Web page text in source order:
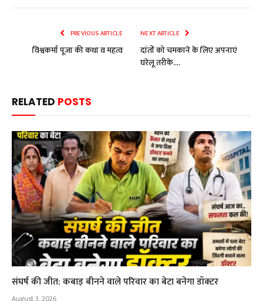
PREVIOUS ARTICLE
विश्वकर्मा पूजा की कथा व महत्व
NEXT ARTICLE
दांतों को चमकाने के लिए अपनाएं
घरेलू तरीके….
RELATED POSTS
संघर्ष की जीत: कबाड़ बीनने वाले परिवार का बेटा बनेगा डॉक्टर
August 3, 2026